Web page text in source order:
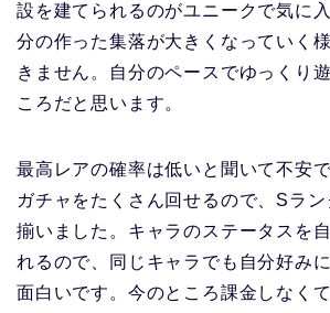
設を建てられるのがユニークで気に
分の作った集落が大きくなっていく
きません。自分のペースでゆっくり
ころだと思います。
最高レアの確率は低いと聞いて不安
ガチャをたくさん回せるので、Sラ
揃いました。キャラのステータスを
れるので、同じキャラでも自分好み
面白いです。今のところ課金しなく